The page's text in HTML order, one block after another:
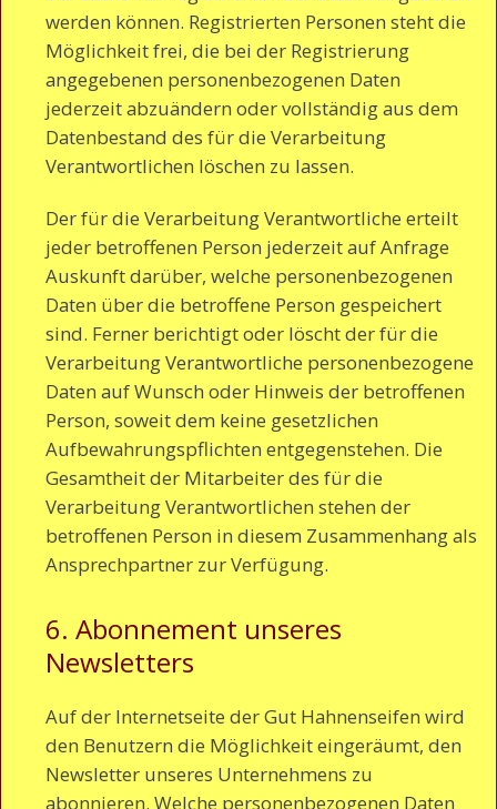
werden können. Registrierten Personen steht die
Möglichkeit frei, die bei der Registrierung
angegebenen personenbezogenen Daten
jederzeit abzuändern oder vollständig aus dem
Datenbestand des für die Verarbeitung
Verantwortlichen löschen zu lassen.
Der für die Verarbeitung Verantwortliche erteilt
jeder betroffenen Person jederzeit auf Anfrage
Auskunft darüber, welche personenbezogenen
Daten über die betroffene Person gespeichert
sind. Ferner berichtigt oder löscht der für die
Verarbeitung Verantwortliche personenbezogene
Daten auf Wunsch oder Hinweis der betroffenen
Person, soweit dem keine gesetzlichen
Aufbewahrungspflichten entgegenstehen. Die
Gesamtheit der Mitarbeiter des für die
Verarbeitung Verantwortlichen stehen der
betroffenen Person in diesem Zusammenhang als
Ansprechpartner zur Verfügung.
6. Abonnement unseres
Newsletters
Auf der Internetseite der Gut Hahnenseifen wird
den Benutzern die Möglichkeit eingeräumt, den
Newsletter unseres Unternehmens zu
abonnieren. Welche personenbezogenen Daten